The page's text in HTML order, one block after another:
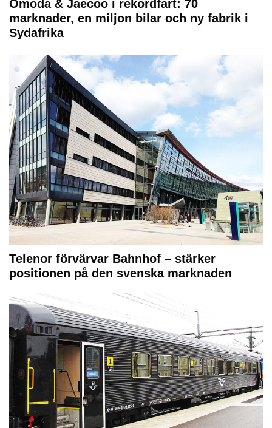
Omoda & Jaecoo i rekordfart: 70
marknader, en miljon bilar och ny fabrik i
Sydafrika
Telenor förvärvar Bahnhof – stärker
positionen på den svenska marknaden